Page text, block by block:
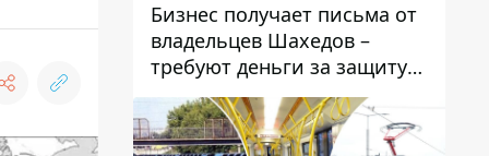
Бизнес получает письма от
владельцев Шахедов –
требуют деньги за защиту
от атак